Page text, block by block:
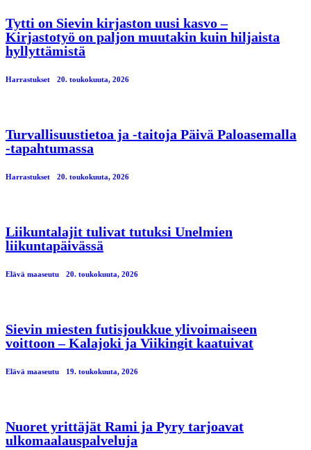
Tytti on Sievin kirjaston uusi kasvo –
Kirjastotyö on paljon muutakin kuin hiljaista
hyllyttämistä
Harrastukset 20. toukokuuta, 2026
Turvallisuustietoa ja -taitoja Päivä Paloasemalla
-tapahtumassa
Harrastukset 20. toukokuuta, 2026
Liikuntalajit tulivat tutuksi Unelmien
liikuntapäivässä
Elävä maaseutu 20. toukokuuta, 2026
Sievin miesten futisjoukkue ylivoimaiseen
voittoon – Kalajoki ja Viikingit kaatuivat
Elävä maaseutu 19. toukokuuta, 2026
Nuoret yrittäjät Rami ja Pyry tarjoavat
ulkomaalauspalveluja